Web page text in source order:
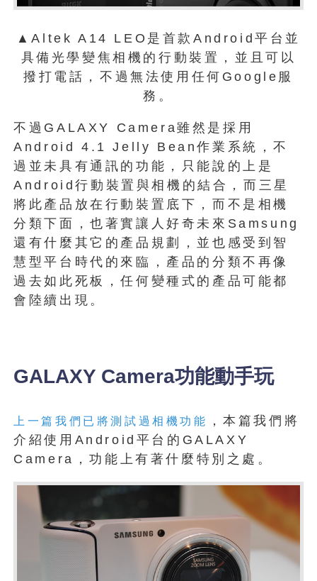
▲Altek A14 LEO是首款Android平台並
具備光學變焦相機的行動裝置，並且可以
撥打電話，不過無法使用任何Google服
務。
不過GALAXY Camera雖然是採用
Android 4.1 Jelly Bean作業系統，不
過並未具有通訊的功能，只能說的上是
Android行動裝置與相機的結合，而三星
將此產品放在行動裝置底下，而不是相機
分類下面，也著實讓人好奇未來Samsung
還有什麼其它的產品規劃，並也感受到智
慧型平台時代的來臨，產品的分類不再像
過去如此死板，任何變種式的產品可能都
會陸續出現。
GALAXY Camera功能動手玩
上一篇我們已將測試過相機功能
，本篇我們將
介紹使用Android平台的GALAXY
Camera，功能上有著什麼特別之處。